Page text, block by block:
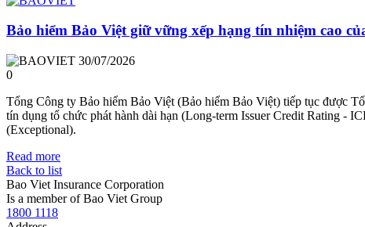
Bảo hiểm Bảo Việt giữ vững xếp hạng tín nhiệm cao
30/07/2026
0
Tổng Công ty Bảo hiểm Bảo Việt (Bảo hiểm Bảo Việt) tiếp tục được
tín dụng tổ chức phát hành dài hạn (Long-term Issuer Credit Rating -
(Exceptional).
Read more
Back to list
Bao Viet Insurance Corporation
Is a member of Bao Viet Group
1800 1118